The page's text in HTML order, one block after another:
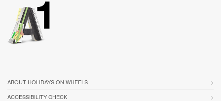
ABOUT HOLIDAYS ON WHEELS
ACCESSIBILITY CHECK